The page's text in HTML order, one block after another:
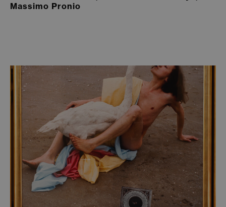
Massimo Pronio